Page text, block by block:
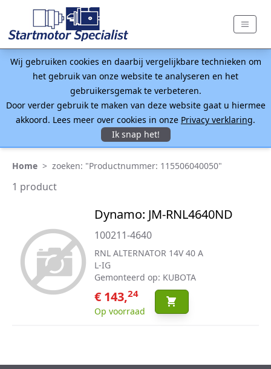
Wij gebruiken cookies en daarbij vergelijkbare technieken om
het gebruik van onze website te analyseren en het
gebruikersgemak te verbeteren.
Door verder gebruik te maken van deze website gaat u hiermee
akkoord. Lees meer over cookies in onze Privacy verklaring.
Ik snap het!
Home > zoeken: "Productnummer: 115506040050"
1 product
Dynamo: JM-RNL4640ND
100211-4640
RNL ALTERNATOR 14V 40 A
L-IG
Gemonteerd op: KUBOTA
€ 143,24
Op voorraad